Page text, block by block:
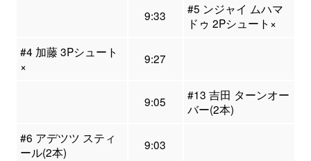
9:33
#5 ンジャイ ムハマ
ドゥ 2Pシュート×
#4 加藤 3Pシュート
×
9:27
9:05
#13 吉田 ターンオー
バー(2本)
#6 アデツツ スティ
ール(2本)
9:03